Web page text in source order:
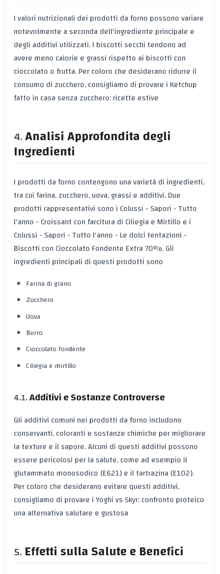
I valori nutrizionali dei prodotti da forno possono variare
notevolmente a seconda dell'ingrediente principale e
degli additivi utilizzati. I biscotti secchi tendono ad
avere meno calorie e grassi rispetto ai biscotti con
cioccolato o frutta. Per coloro che desiderano ridurre il
consumo di zucchero, consigliamo di provare i Ketchup
fatto in casa senza zucchero: ricette estive
Analisi Approfondita degli
Ingredienti
I prodotti da forno contengono una varietà di ingredienti,
tra cui farina, zucchero, uova, grassi e additivi. Due
prodotti rappresentativi sono i Colussi - Sapori - Tutto
l'anno - Croissant con farcitura di Ciliegia e Mirtillo e i
Colussi - Sapori - Tutto l'anno - Le dolci tentazioni -
Biscotti con Cioccolato Fondente Extra 70%. Gli
ingredienti principali di questi prodotti sono
Farina di grano
Zucchero
Uova
Burro
Cioccolato fondente
Ciliegia e mirtillo
Additivi e Sostanze Controverse
Gli additivi comuni nei prodotti da forno includono
conservanti, coloranti e sostanze chimiche per migliorare
la texture e il sapore. Alcuni di questi additivi possono
essere pericolosi per la salute, come ad esempio il
glutammato monosodico (E621) e il tartrazina (E102).
Per coloro che desiderano evitare questi additivi,
consigliamo di provare iYoghi vs Skyr: confronto proteico
una alternativa salutare e gustosa
Effetti sulla Salute e Benefici